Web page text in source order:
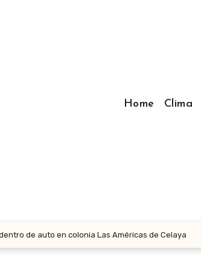
Home Clima
de auto en colonia Las Américas de Celaya